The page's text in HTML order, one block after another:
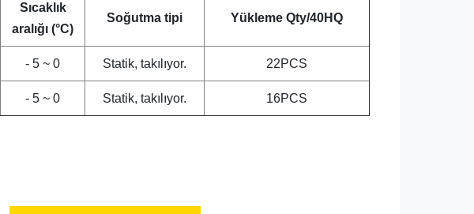
Sıcaklık
aralığı (°C)
Soğutma tipi Yükleme Qty/40HQ
- 5 ~ 0 Statik, takılıyor. 22PCS
- 5 ~ 0 Statik, takılıyor. 16PCS